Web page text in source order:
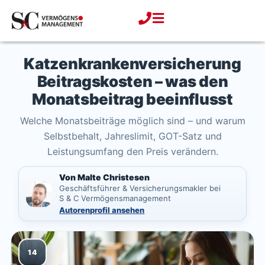
Inhalt
Katzenkrankenversicherung
Beitragskosten – was den
Monatsbeitrag beeinflusst
Welche Monatsbeiträge möglich sind – und warum
Selbstbehalt, Jahreslimit, GOT-Satz und
Leistungsumfang den Preis verändern.
Von Malte Christesen
Geschäftsführer & Versicherungsmakler bei
S & C Vermögensmanagement
Autorenprofil ansehen
14